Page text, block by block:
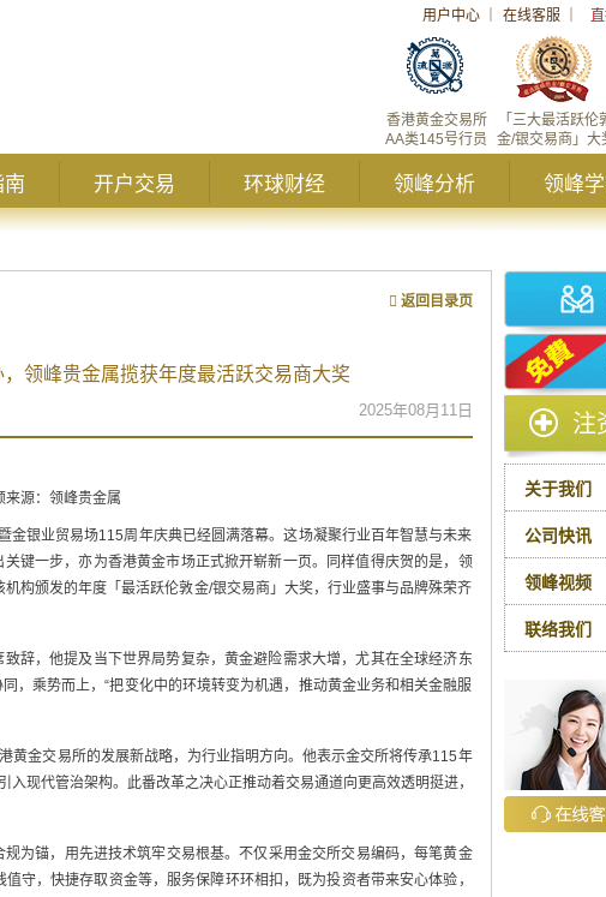
用户中心 在线客服
「三大最活跃伦
金/银交易商」大
香港黄金交易所
AA类145号行员
南 开户交易 环球财经 领峰分析 领峰
返回目录页
领峰贵金属揽获年度最活跃交易商大奖
2025年08月11日
来源：领峰贵金属
银业贸易场115周年庆典已经圆满落幕。这场凝聚行业百年智慧与未来
键一步，亦为香港黄金市场正式掀开崭新一页。同样值得庆贺的是，领
构颁发的年度「最活跃伦敦金/银交易商」大奖，行业盛事与品牌殊荣齐
辞，他提及当下世界局势复杂，黄金避险需求大增，尤其在全球经济东
，乘势而上，“把变化中的环境转变为机遇，推动黄金业务和相关金融服
黄金交易所的发展新战略，为行业指明方向。他表示金交所将传承115年
现代管治架构。此番改革之决心正推动着交易通道向更高效透明挺进，
为锚，用先进技术筑牢交易根基。不仅采用金交所交易编码，每笔黄金
守，快捷存取资金等，服务保障环环相扣，既为投资者带来安心体验，
注
关于我们
公司快讯
领峰视频
联络我们